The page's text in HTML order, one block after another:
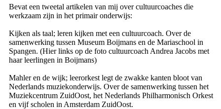
Bevat een tweetal artikelen van mij over cultuurcoaches die
werkzaam zijn in het primair onderwijs:
Kijken als taal; leren kijken met een cultuurcoach. Over de
samenwerking tussen Museum Boijmans en de Mariaschool in
Spangen. (Hier links op de foto cultuurcoach Andrea Jacobs met
haar leerlingen in Boijmans)
Mahler en de wijk; leerorkest legt de zwakke kanten bloot van
Nederlands muziekonderwijs. Over de samenwerking tussen het
Muziekcentrum ZuidOost, het Nederlands Philharmonisch Orkest
en vijf scholen in Amsterdam ZuidOost.